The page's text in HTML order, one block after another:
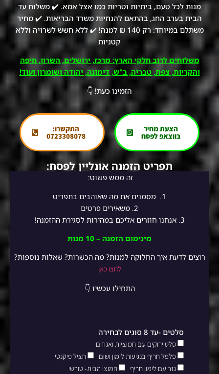
מנות לכל טעם, ביתיות וטריות כמו אצל אמא. ✔️ משלוח עד
הבית בערב החג, בהתאם להנחיות משרד הבריאות. ✔️ מחיר
משתלם במיוחד: רק 140 ₪ למנה! ✔️ ללא חשש לשרויה וללא
קטניות
משלוחים לרוב חלקי הארץ: מרכז, ירושלים, השרון, חיפה
והקריות, צפת, טבריה, ב"ש, דימונה, יהודה ושומרון ועוד!
הזמינו כעת! 👇
הצעת מחיר
בווצאפ לפסח
התקשרו:
0723308078
תפריט הזמנה אונליין לפסח:
זה ממש פשוט:
1.
מסמנים את מה שאוהבים בתפריט
2. משאירים פרטים
3. אנחנו חוזרים אליכם במהירות לסגירת ההזמנה!
מינימום הזמנה – 10 מנות
רוצים לדעת איך החלוקה למנות? מה הכשרות? שאלות נוספות?
לחצו כאן
התחילו עכשיו 👇
סלטים -עד 8 סוגים לבחירה
סלט ירוקים עם חמוציות ואגוזים
פלפל חריף בנגיעות לימון ושום
חציל פיקנטי
גזר עם לימון חריף
חמוצי הבית- טורשי